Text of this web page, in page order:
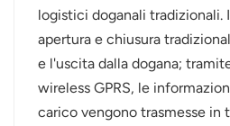
แบ
logistici doganali tradizionali.
apertura e chiusura
e l'uscita dalla dogana;
wireless GPRS, le
carico vengono trasmesse in